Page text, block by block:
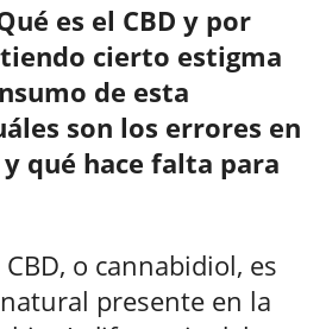
es el CBD y por
cierto estigma
de esta
son los errores en
qué hace falta para
CBD, o cannabidiol, es
presente en la